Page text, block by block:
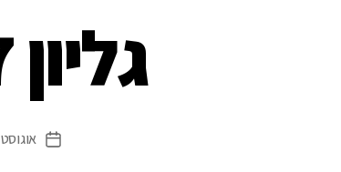
גליון 1147
אוגוסט 21, 2024